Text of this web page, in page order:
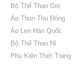
Bộ Thể Thao Gió
Áo Thun Thu Đông
Áo Len Hàn Quốc
Bộ Thể Thao Nỉ
Phụ Kiện Thời Trang